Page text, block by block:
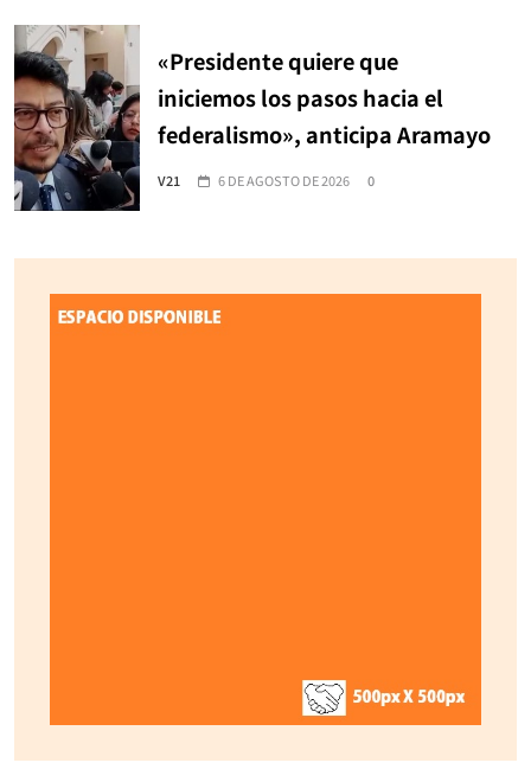
«Presidente quiere que
iniciemos los pasos hacia el
federalismo», anticipa Aramayo
V21 6 DE AGOSTO DE 2026 0